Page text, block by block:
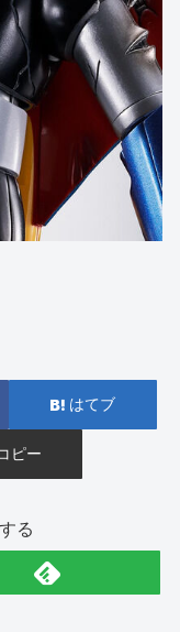
はてブ
ピー
る